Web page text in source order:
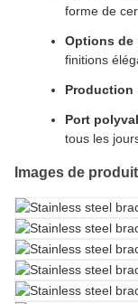
forme de
Options de
finitions
Production
Port
tous les
Images de